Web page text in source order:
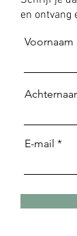
en ontvang
Voornaam
E-mail